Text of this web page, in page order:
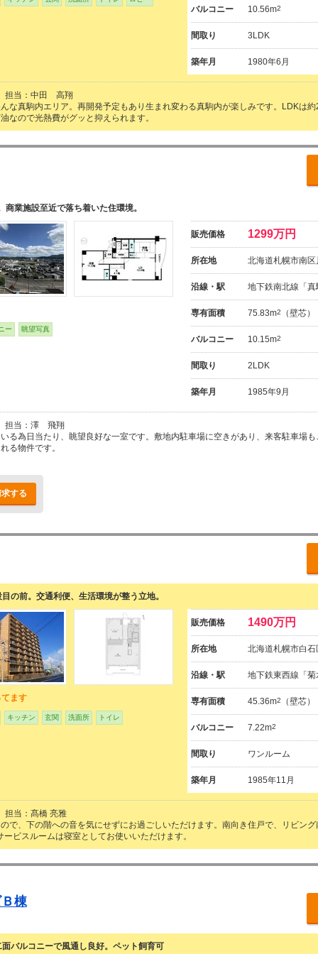
バルコニー 10.56m2
間取り 3LDK
築年月 1980年6月
担当：中田 高翔
な真駒内エリア。再開発予定もあり生まれ変わる真駒内が楽しみです。LDKは
なので光熱費がグッと抑えられます。
業施設至近で落ち着いた住環境。
ー 眺望写真
販売価格 1299万円
所在地 北海道札幌市南
沿線・駅 地下鉄南北線「
専有面積 75.83m2 （壁芯）
バルコニー 10.15m2
間取り 2LDK
築年月 1985年9月
担当：澤 飛翔
る為日当たり、眺望良好な一室です。敷地内駐車場に空きがあり、来客駐車場
る物件です。
する
の前。交通利便、生活環境が整う立地。
ます
キッチン 玄関 洗面所 トイレ
販売価格 1490万円
所在地 北海道札幌市白
沿線・駅 地下鉄東西線「
専有面積 45.36m2 （壁芯）
バルコニー 7.22m2
間取り ワンルーム
築年月 1985年11月
担当：髙橋 亮雅
で、下の階への音を気にせずにお過ごしいただけます。南向き住戸で、リビン
ビスルームは寝室としてお使いいただけます。
棟
バルコニーで風通し良好。ペット飼育可